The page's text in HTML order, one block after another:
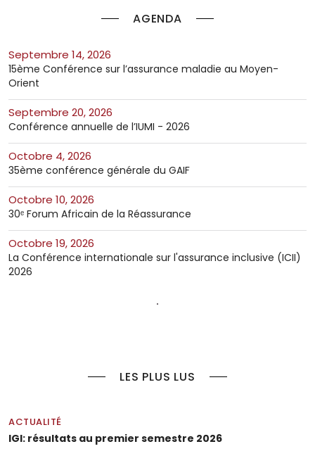
AGENDA
septembre 14, 2026
15ème Conférence sur l’assurance maladie au Moyen-
Orient
septembre 20, 2026
Conférence annuelle de l’IUMI - 2026
octobre 4, 2026
35ème conférence générale du GAIF
octobre 10, 2026
30ᵉ Forum Africain de la Réassurance
octobre 19, 2026
La Conférence internationale sur l'assurance inclusive (ICII)
2026
LES PLUS LUS
ACTUALITÉ
IGI: résultats au premier semestre 2026